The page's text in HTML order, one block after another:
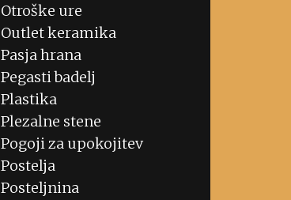
Otroške ure
Outlet keramika
Pasja hrana
Pegasti badelj
Plastika
Plezalne stene
Pogoji za upokojitev
Postelja
Posteljnina